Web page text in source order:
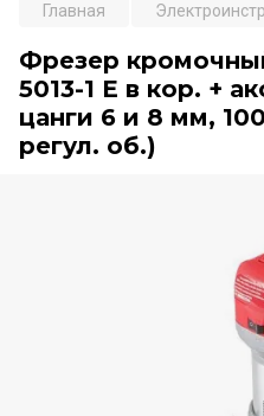
Главная
Фрезер
5013-1 E в кор. +
цанги 6 и 8 мм,
регул. об.)